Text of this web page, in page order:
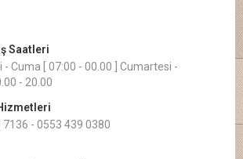
Saatleri
- Cuma [ 07:00 - 00.00 ] Cumartesi -
- 20.00
7136 - 0553 439 0380